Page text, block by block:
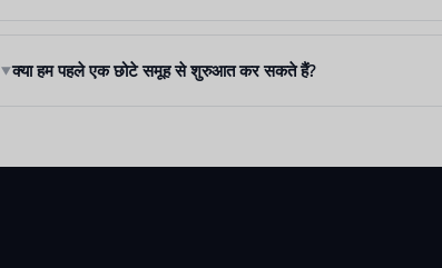
▾क्या हम पहले एक छोटे समूह से शुरुआत कर सकते हैं?